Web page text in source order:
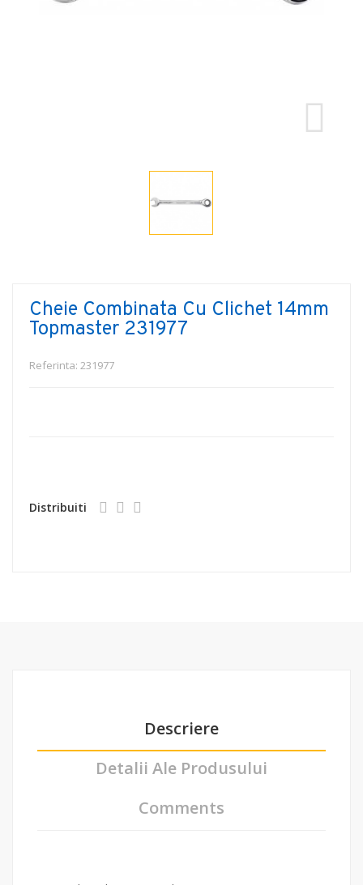
Cheie Combinata Cu Clichet 14mm
Topmaster 231977
Referinta: 231977
Distribuiti
Descriere
Detalii Ale Produsului
Comments